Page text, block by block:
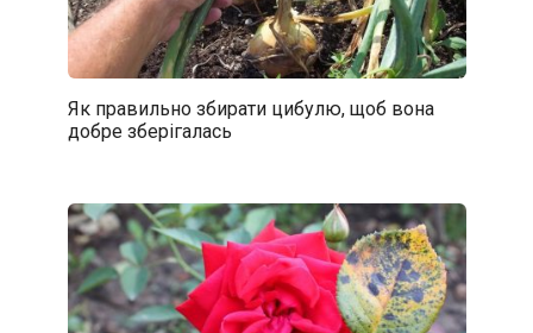
Як правильно збирати цибулю, щоб вона
добре зберігалась